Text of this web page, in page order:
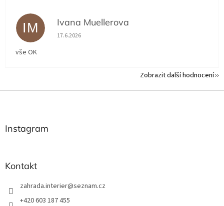
IM Ivana Muellerova
Hodnocení obchodu je 5 z 5 hvězdiček.
17.6.2026
vše OK
Zobrazit další hodnocení
Z
Instagram
Kontakt
zahrada.interier@seznam.cz
+420 603 187 455